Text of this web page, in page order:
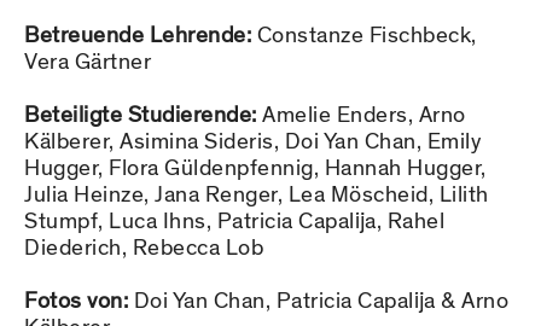
Betreuende Lehrende: Constanze Fischbeck,
Vera Gärtner
Beteiligte Studierende: Amelie Enders, Arno
Kälberer, Asimina Sideris, Doi Yan Chan, Emily
Hugger, Flora Güldenpfennig, Hannah Hugger,
Julia Heinze, Jana Renger, Lea Möscheid, Lilith
Stumpf, Luca Ihns, Patricia Capalĳa, Rahel
Diederich, Rebecca Lob
Fotos von: Doi Yan Chan, Patricia Capalĳa & Arno